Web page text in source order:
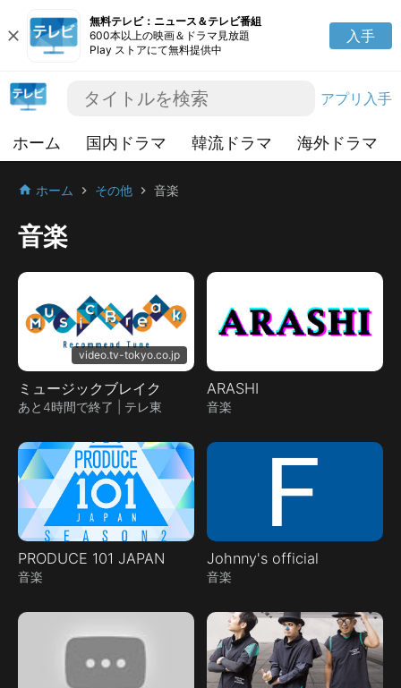
close
無料テレビ：ニュース＆テレビ番組
600本以上の映画＆ドラマ見放題
Play ストアにて無料提供中
入手
アプリ入手
ホーム 国内ドラマ 韓流ドラマ 海外ドラマ
home ホーム chevron_right その他 chevron_right 音楽
音楽
video.tv-tokyo.co.jp
ミュージックブレイク
あと4時間で終了 | テレ東
ARASHI
音楽
PRODUCE 101 JAPAN
音楽
Johnny's official
音楽